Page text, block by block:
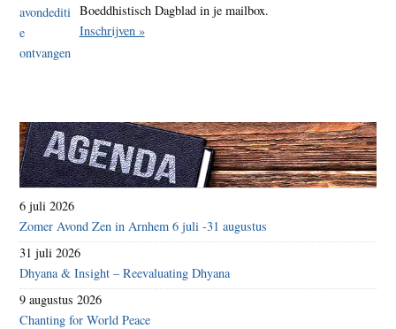
Boeddhistisch Dagblad in je mailbox.
Inschrijven »
6 juli 2026
Zomer Avond Zen in Arnhem 6 juli -31 augustus
31 juli 2026
Dhyana & Insight – Reevaluating Dhyana
9 augustus 2026
Chanting for World Peace